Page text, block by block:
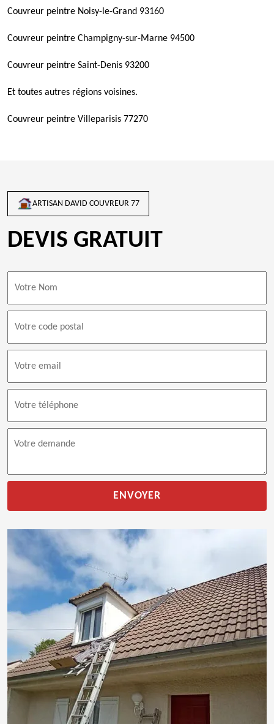
Couvreur peintre Noisy-le-Grand 93160
Couvreur peintre Champigny-sur-Marne 94500
Couvreur peintre Saint-Denis 93200
Et toutes autres régions voisines.
Couvreur peintre Villeparisis 77270
ARTISAN DAVID COUVREUR 77
DEVIS GRATUIT